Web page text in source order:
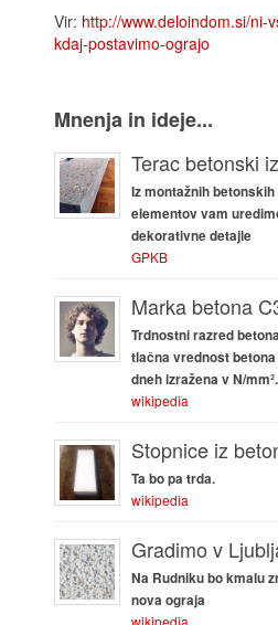
Vir: http://www.deloindom.si/ni-
kdaj-postavimo-ograjo
Mnenja in ideje...
Terac betonski
Iz montažnih betonskih
elementov vam
dekorativne detajle
GPKB
Marka betona
Trdnostni razred
tlačna vrednost betona
dneh izražena v N/mm².
wikipedia
Stopnice iz
Ta bo pa trda.
wikipedia
Gradimo v
Na Rudniku bo kmalu
nova ograja
wikipedia